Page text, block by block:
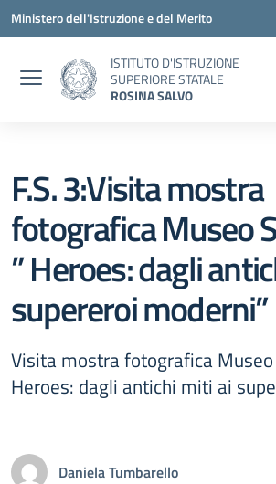
Vai ai contenuti
Vai al menu di navigazione
Vai al footer
Ministero dell'Istruzione e del Merito
ISTITUTO D'ISTRUZIONE
SUPERIORE STATALE
ROSINA SALVO
F.S. 3:Visita mostra
fotografica Museo
” Heroes: dagli
supereroi moderni”
Visita mostra fotografica Museo
Heroes: dagli antichi miti ai
Daniela Tumbarello